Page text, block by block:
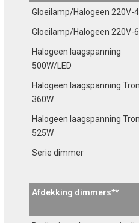
Gloeilamp/Halogeen 220V-
Gloeilamp/Halogeen 220V-
Halogeen laagspanning
500W/LED
Halogeen laagspanning
360W
Halogeen laagspanning
525W
Serie dimmer
Afdekking dimmers**